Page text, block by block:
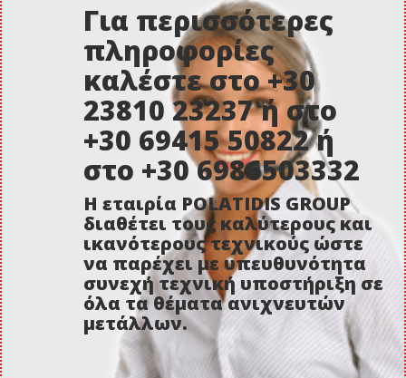
Για περισσότερες
πληροφορίες
καλέστε στο +30
23810 23237 ή στο
+30 69415 50822 ή
στο +30 6986503332
Η εταιρία POLATIDIS GROUP
διαθέτει τους καλύτερους και
ικανότερους τεχνικούς ώστε
να παρέχει με υπευθυνότητα
συνεχή τεχνική υποστήριξη σε
όλα τα θέματα ανιχνευτών
μετάλλων.